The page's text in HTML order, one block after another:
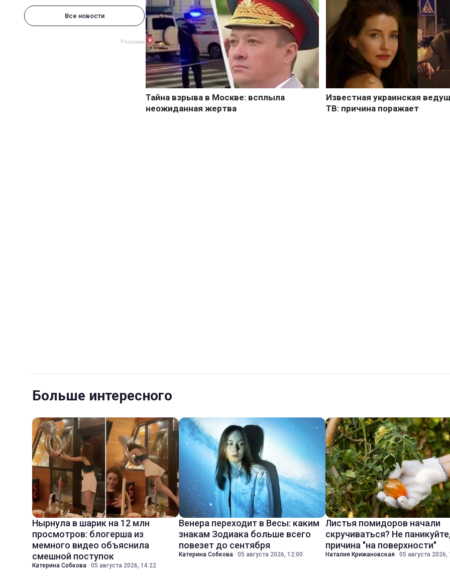
Все новости
Больше интересного
Нырнула в шарик на 12 млн
просмотров: блогерша из
мемного видео объяснила
смешной поступок
Катерина Собкова · 05 августа 2026, 14:22
Венера переходит в Весы: каким
знакам Зодиака больше всего
повезет до сентября
Катерина Собкова · 05 августа 2026, 12:00
Листья помидоров начали
скручиваться? Не
причина "на поверхности"
Наталия Крижановская · 05 августа 2026,